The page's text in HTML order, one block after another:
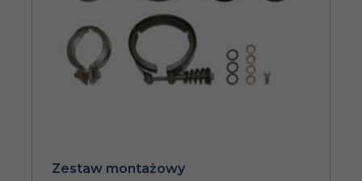
Zestaw montażowy